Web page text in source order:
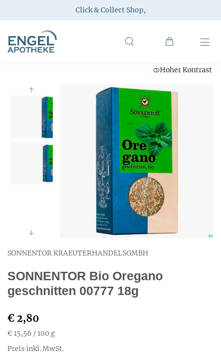
Click & Collect Shop,
Hoher Kontrast
SONNENTOR KRAEUTERHANDELSGMBH
SONNENTOR Bio Oregano
geschnitten 00777 18g
€ 2,80
€ 15,56 / 100 g
Preis inkl. MwSt.